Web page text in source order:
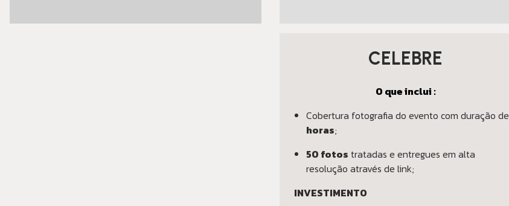
CELEBRE
O que inclui :
Cobertura fotografia do evento com duração de
horas;
50 fotos tratadas e entregues em alta
resolução através de link;
INVESTIMENTO